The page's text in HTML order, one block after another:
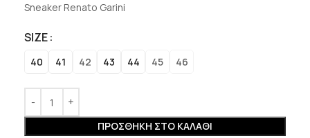
Sneaker Renato Garini
SIZE
40 41 42 43 44 45 46
ΠΡΟΣΘΉΚΗ ΣΤΟ ΚΑΛΆΘΙ